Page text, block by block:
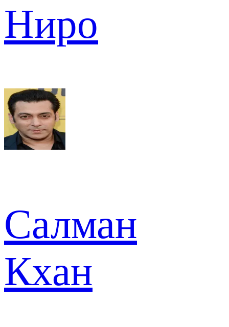
Ниро
Салман
Кхан